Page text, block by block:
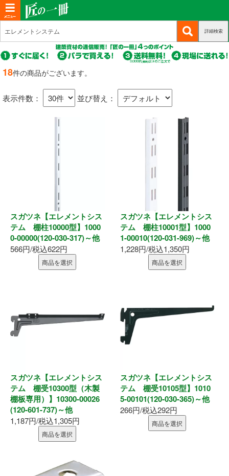
T
o
g
g
l
n
新規会員登録
u
r
e
t)
ログイン
(c
r
r
e
n
t)
u
r
商品カテゴリから選ぶ
基礎・土台関連
機械打 釘・ビス
釘・ねじ
接着剤
断熱材
屋内用手すり
屋外用手すり
棚柱・収納
詳細検索
18件の商品がございます。
表示件数： 並び替え：
スガツネ【エレメントシス
テム 棚柱10000型】1000
0-00000(120-030-317)～他
566円/税込622円
商品を選択
スガツネ【エレメントシス
テム 棚柱10001型】1000
1-00010(120-031-969)～他
1,228円/税込1,350円
商品を選択
スガツネ【エレメントシス
テム 棚受10300型（木製
棚板専用）】10300-00026
(120-601-737)～他
1,187円/税込1,305円
商品を選択
スガツネ【エレメントシス
テム 棚受10105型】1010
5-00101(120-030-365)～他
266円/税込292円
商品を選択